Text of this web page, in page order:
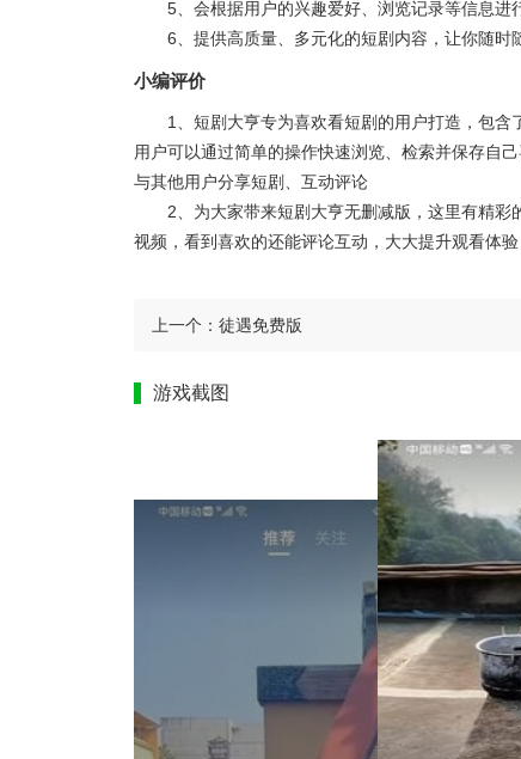
5、会根据用户的兴趣爱好、浏览记录等信息
6、提供高质量、多元化的短剧内容，让你随时
小编评价
1、短剧大亨专为喜欢看短剧的用户打造，包含
用户可以通过简单的操作快速浏览、检索并保存自
与其他用户分享短剧、互动评论
2、为大家带来短剧大亨无删减版，这里有精
视频，看到喜欢的还能评论互动，大大提升观看体验
上一个： 徒遇免费版
游戏截图